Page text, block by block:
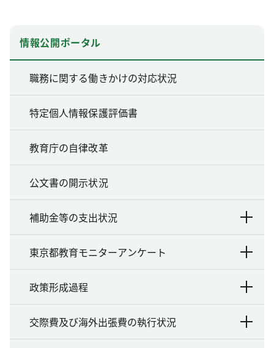
情報公開ポータル
職務に関する働きかけの対応状況
特定個人情報保護評価書
教育庁の自律改革
公文書の開示状況
補助金等の支出状況
東京都教育モニターアンケート
政策形成過程
交際費及び海外出張費の執行状況